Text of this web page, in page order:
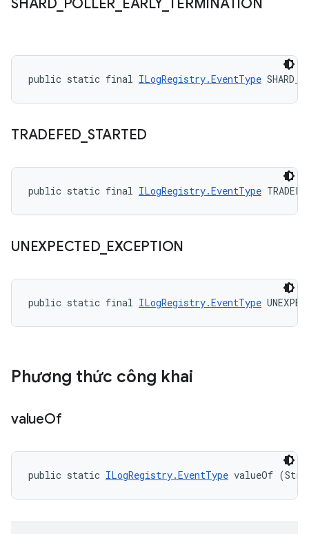
SHARD_ POLLER EARLY_ TERMINATION
public static final ILogRegistry.EventType
TRADEFED STARTED
public static final ILogRegistry.EventType
UNEXPECTED_ EXCEPTION
public static final ILogRegistry.EventType
Phương thức công khai
valueOf
public static ILogRegistry.EventType valueOf